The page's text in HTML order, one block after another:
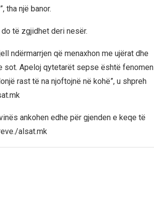
tha një banor.
të zgjidhet deri nesër.
ndërmarrjen që menaxhon me ujërat dhe
sot. Apeloj qytetarët sepse është fenomen
rast të na njoftojnë në kohë”, u shpreh
ankohen edhe për gjenden e keqe të
alsat.mk